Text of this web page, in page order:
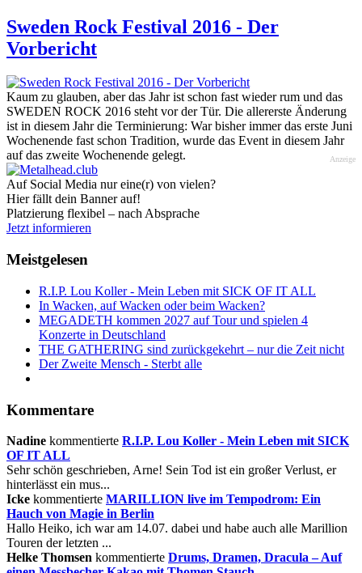
Sweden Rock Festival 2016 - Der
Vorbericht
Kaum zu glauben, aber das Jahr ist schon fast wieder rum und das
SWEDEN ROCK 2016 steht vor der Tür. Die allererste Änderung
ist in diesem Jahr die Terminierung: War bisher immer das erste Juni
Wochenende fast schon Tradition, wurde das Event in diesem Jahr
auf das zweite Wochenende gelegt.
Anzeige
Auf Social Media nur eine(r) von vielen?
Hier fällt dein Banner auf!
Platzierung flexibel – nach Absprache
Jetzt informieren
Meistgelesen
R.I.P. Lou Koller - Mein Leben mit SICK OF IT ALL
In Wacken, auf Wacken oder beim Wacken?
MEGADETH kommen 2027 auf Tour und spielen 4
Konzerte in Deutschland
THE GATHERING sind zurückgekehrt – nur die Zeit nicht
Der Zweite Mensch - Sterbt alle
Kommentare
Nadine kommentierte R.I.P. Lou Koller - Mein Leben mit SICK
OF IT ALL
Sehr schön geschrieben, Arne! Sein Tod ist ein großer Verlust, er
hinterlässt ein mus...
Icke kommentierte MARILLION live im Tempodrom: Ein
Hauch von Magie in Berlin
Hallo Heiko, ich war am 14.07. dabei und habe auch alle Marillion
Touren der letzten ...
Helke Thomsen kommentierte Drums, Dramen, Dracula – Auf